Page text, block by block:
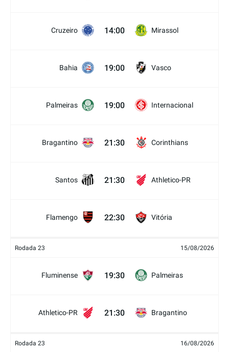
Cruzeiro 14:00 Mirassol
Bahia 19:00 Vasco
Palmeiras 19:00 Internacional
Bragantino 21:30 Corinthians
Santos 21:30 Athletico-PR
Flamengo 22:30 Vitória
Rodada 23 15/08/2026
Fluminense 19:30 Palmeiras
Athletico-PR 21:30 Bragantino
Rodada 23 16/08/2026